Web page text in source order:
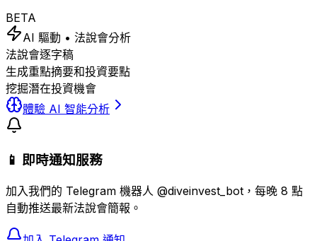
BETA
AI 驅動 • 法說會分析
法說會逐字稿
生成重點摘要和投資要點
挖掘潛在投資機會
體驗 AI 智能分析
📱 即時通知服務
加入我們的 Telegram 機器人 @diveinvest_bot，每晚 8 點
自動推送最新法說會簡報。